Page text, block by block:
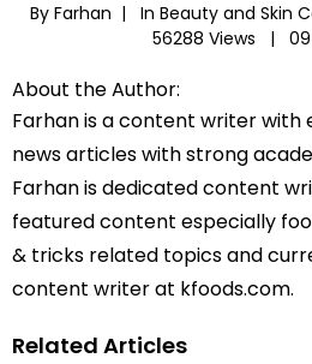
By Farhan | In Beauty and Skin
56288 Views |
About the Author:
Farhan is a content writer with
news articles with strong
Farhan is dedicated content
featured content especially
& tricks related topics and
content writer at kfoods.com.
Related Articles